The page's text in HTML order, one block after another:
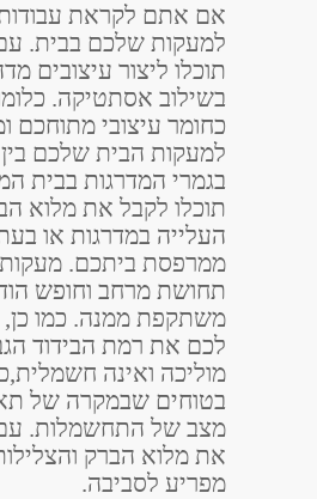
אם אתם לקראת
למעקות שלכם בבית.
תוכלו ליצור עיצובים
בשילוב אסתטיקה.
כחומר עיצובי מתוחכם
למעקות הבית שלכם
בגמרי המדרגות בבית
תוכלו לקבל את מלוא
העלייה במדרגות או
ממרפסת ביתכם.
תחושת מרחב וחופש
משתקפת ממנה. כמו כן,
לכם את רמת הבידוד
מוליכה ואינה
בטוחים שבמקרה של
מצב של התחשמלות. עם
את מלוא הברק
מפריע לסביבה.